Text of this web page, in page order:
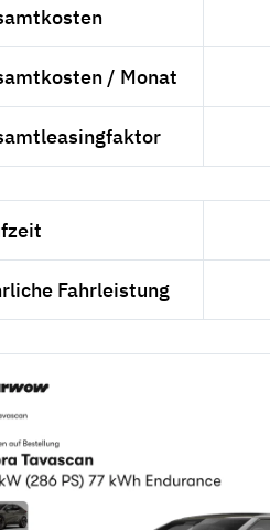
/ Monat
Fahrleistung